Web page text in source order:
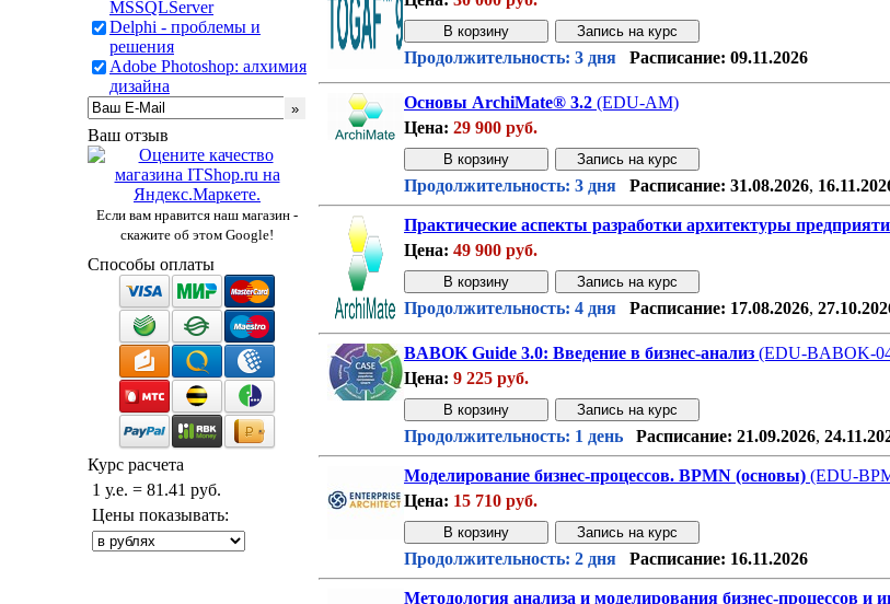
MSSQLServer
Delphi - проблемы и
решения
Adobe Photoshop: алхимия
дизайна
Ваш отзыв
Если вам нравится наш магазин -
скажите об этом Google!
Способы оплаты
Курс расчета
1 у.е. = 81.41 руб.
Цены показывать:
Продолжительность: 3 дня
Расписание: 09.11.2026
Основы ArchiMate® 3.2 (EDU-AM)
Цена: 29 900 руб.
Продолжительность: 3 дня
Расписание: 31.08.2026,
Практические аспекты разработки архитектуры
Цена: 49 900 руб.
Продолжительность: 4 дня
Расписание: 17.08.2026,
BABOK Guide 3.0: Введение в бизнес-анализ (EDU-BABOK-
Цена: 9 225 руб.
Продолжительность: 1 день
Расписание: 21.09.2026,
Моделирование бизнес-процессов. BPMN (основы) (EDU-
Цена: 15 710 руб.
Продолжительность: 2 дня
Расписание: 16.11.2026
Методология анализа и моделирования бизнес-процессов и